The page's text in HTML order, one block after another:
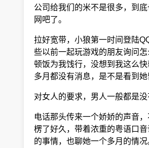
公司给我们的米不是很多，到
网吧了。
拉好宽带，小狼第一时间登陆
些以前一起玩游戏的朋友询问
顿饭为我饯行，没想到我这么
多月都没有消息，是不是看到
对女人的要求，男人一般都是
电话那头传来一个娇娇的声音
楞了好久，带着浓重的粤语口
的事情，也聊她一个多月的情